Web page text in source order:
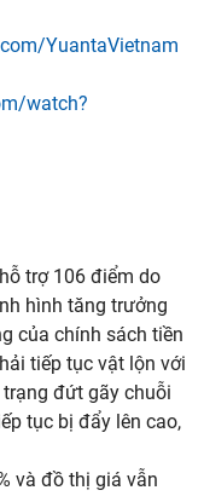
YuantaVietnam
watch?
trợ 106 điểm do
hình tăng trưởng
của chính sách tiền
tiếp tục vật lộn với
đứt gãy chuỗi
tục bị đẩy lên cao,
và đồ thị giá vẫn